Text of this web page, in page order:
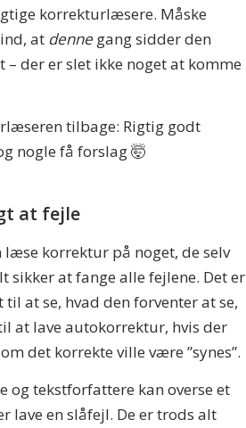
korrekturlæsere. Måske
at dennegang sidder den
der er slet ikke noget at komme
tilbage: Rigtig godt
nogle få forslag 🤯
at fejle
læse korrektur på noget, de selv
sikker at fange alle fejlene. Det er
at se, hvad den forventer at se,
at lave autokorrektur, hvis der
det korrekte ville være ”synes”.
og tekstforfattere kan overse et
lave en slåfejl. De er trods alt